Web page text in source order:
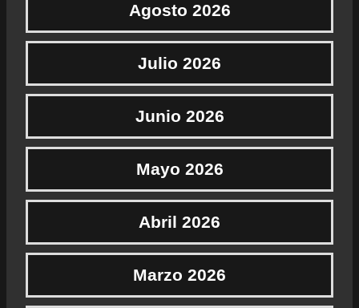
Agosto 2026
Julio 2026
Junio 2026
Mayo 2026
Abril 2026
Marzo 2026